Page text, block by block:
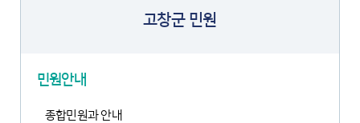
고창군 민원
민원안내
종합민원과 안내